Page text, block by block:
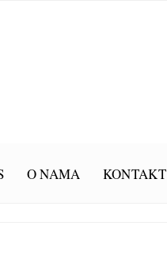
O NAMA KONTAKT